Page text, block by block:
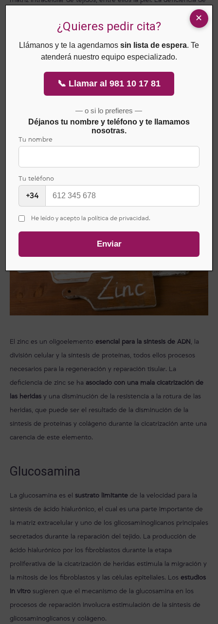
alteraciones de la matriz intracelular que se manifiestan
como lesiones cutáneas
, mala adhesión de las células del
endotelio, y disminución de la resistencia a la tracción del tejido
Además de la
, el ácido ascórbico mejora
como un poderoso antioxidante.
Zinc
El zinc es un oligoelemento esencial para la síntesis de ADN, la
división celular y la síntesis de proteínas, todos ellos procesos
necesarios para la regeneración y reparación tisular. La
deficiencia de zinc se ha asociado con una mala cicatrización de
las heridas y una disminución de la resistencia a la rotura de las
heridas, que puede ser el resultado de la disminución de la
síntesis de proteínas y colágeno durante la cicatrización ante una
carencia de este elemento.
Glucosamina
La glucosamina es el sustrato limitante de la velocidad para la
síntesis de ácido hialurónico, el cual es una parte importante de
la matriz extracelular y uno de los glicosaminoglicanos principales
secretados durante la reparación del tejido. La producción de
ácido hialurónico por los fibroblastos durante la etapa
proliferativa de la cicatrización de heridas estimula la migración y
la mitosis de los fibroblastos y las células epiteliales. Los estudios
in vitro sugieren que el mecanismo de la glucosamina en los
procesos de reparación involucra estimulación de la síntesis de
glicosaminoglicanos y colágeno.
¿Quieres pedir cita?
Llámanos y te la agendamos sin lista de espera. Te
atenderá nuestro equipo especializado.
📞 Llamar al 981 10 17 81
— o si lo prefieres —
Déjanos tu nombre y teléfono y te llamamos
nosotras.
Tu nombre
Tu teléfono
+34
He leído y acepto la política de privacidad.